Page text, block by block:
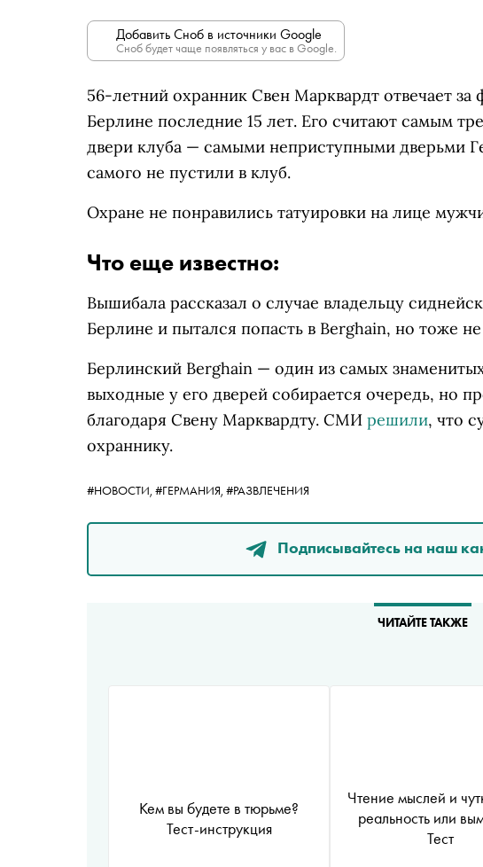
Добавить Сноб в источники Google
Сноб будет чаще появляться у вас в Google.
56-летний охранник Свен Марквардт отвечает за
Берлине последние 15 лет. Его считают самым
двери клуба — самыми неприступными дверьми
самого не пустили в клуб.
Охране не понравились татуировки на лице
Что еще известно:
Вышибала рассказал о случае владельцу
Берлине и пытался попасть в Berghain, но тоже
Берлинский Berghain — один из самых
выходные у его дверей собирается очередь, но
благодаря Свену Марквардту. СМИ решили, что
охраннику.
#НОВОСТИ, #ГЕРМАНИЯ, #РАЗВЛЕЧЕНИЯ
Подписывайтесь на наш
ЧИТАЙТЕ ТАКЖЕ
Кем вы будете в тюрьме?
Тест-инструкция
Чтение мыслей и
реальность или
Тест